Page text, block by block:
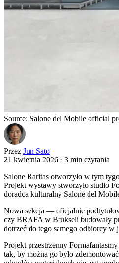
Source: Salone del Mobile official
Przez Jun Satō
21 kwietnia 2026 · 3 min czytania
Salone Raritas otworzyło w tym
Projekt wystawy stworzyło studio
doradca kulturalny Salone del
Nowa sekcja — oficjalnie
czy BRAFA w Brukseli budowały
dotrzeć do tego samego odbiorcy
Projekt przestrzenny
tak, by można go było